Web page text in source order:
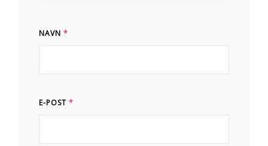
NAVN *
E-POST *